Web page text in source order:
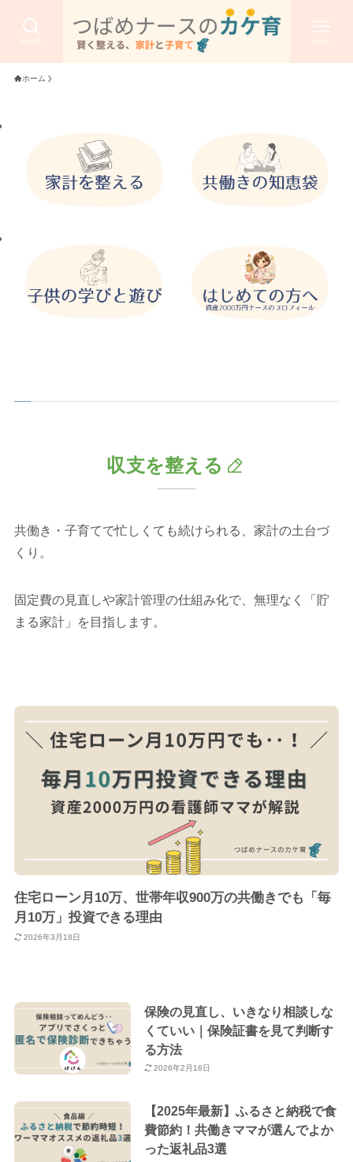
search menu
ホーム
収支を整える
共働き・子育てで忙しくても続けられる、家計の土台づ
くり。
固定費の見直しや家計管理の仕組み化で、無理なく「貯
まる家計」を目指します。
住宅ローン月10万、世帯年収900万の共働きでも「毎
月10万」投資できる理由
2026年3月18日
保険の見直し、いきなり相談しな
くていい｜保険証書を見て判断す
る方法
2026年2月16日
【2025年最新】ふるさと納税で食
費節約！共働きママが選んでよか
った返礼品3選